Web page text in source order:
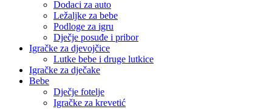
Dodaci za auto
Ležaljke za bebe
Podloge za igru
Dječje posuđe i pribor
Igračke za djevojčice
Lutke bebe i druge lutkice
Igračke za dječake
Bebe
Dječje fotelje
Igračke za krevetić